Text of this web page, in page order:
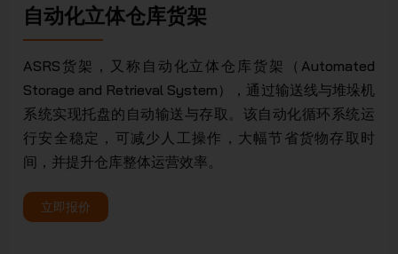
JSC
自动化立体仓库货架
ASRS货架，又称自动化立体仓库货架（Automated
Storage and Retrieval System），通过输送线与堆垛机
系统实现托盘的自动输送与存取。该自动化循环系统运
行安全稳定，可减少人工操作，大幅节省货物存取时
间，并提升仓库整体运营效率。
立即报价